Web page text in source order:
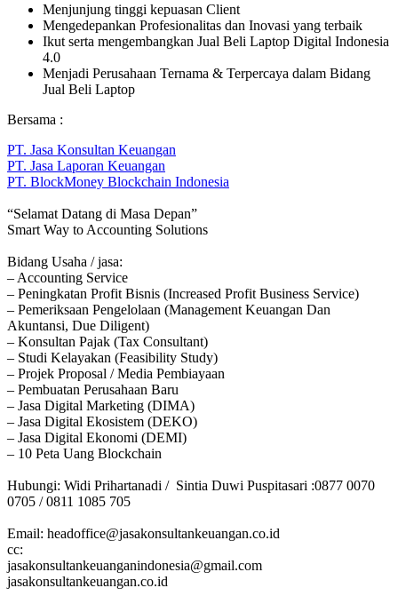
Menjunjung tinggi kepuasan Client
Mengedepankan Profesionalitas dan Inovasi yang terbaik
Ikut serta mengembangkan Jual Beli Laptop Digital Indonesia
4.0
Menjadi Perusahaan Ternama & Terpercaya dalam Bidang
Jual Beli Laptop
Bersama :
PT. Jasa Konsultan Keuangan
PT. Jasa Laporan Keuangan
PT. BlockMoney Blockchain Indonesia
“Selamat Datang di Masa Depan”
Smart Way to Accounting Solutions
Bidang Usaha / jasa:
– Accounting Service
– Peningkatan Profit Bisnis (Increased Profit Business Service)
– Pemeriksaan Pengelolaan (Management Keuangan Dan
Akuntansi, Due Diligent)
– Konsultan Pajak (Tax Consultant)
– Studi Kelayakan (Feasibility Study)
– Projek Proposal / Media Pembiayaan
– Pembuatan Perusahaan Baru
– Jasa Digital Marketing (DIMA)
– Jasa Digital Ekosistem (DEKO)
– Jasa Digital Ekonomi (DEMI)
– 10 Peta Uang Blockchain
Hubungi: Widi Prihartanadi / Sintia Duwi Puspitasari :0877 0070
0705 / 0811 1085 705
Email: headoffice@jasakonsultankeuangan.co.id
cc:
jasakonsultankeuanganindonesia@gmail.com
jasakonsultankeuangan.co.id